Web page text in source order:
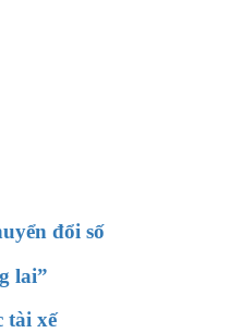
đổi số
lai”
tài xế